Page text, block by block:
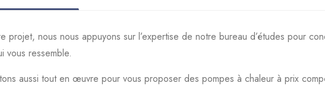
projet, nous nous appuyons sur l’expertise de notre bureau d’études pour
vous ressemble.
aussi tout en œuvre pour vous proposer des pompes à chaleur à prix